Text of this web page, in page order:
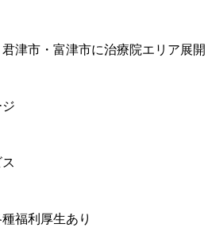
津市・富津市に治療院エリア展開
福利厚生あり